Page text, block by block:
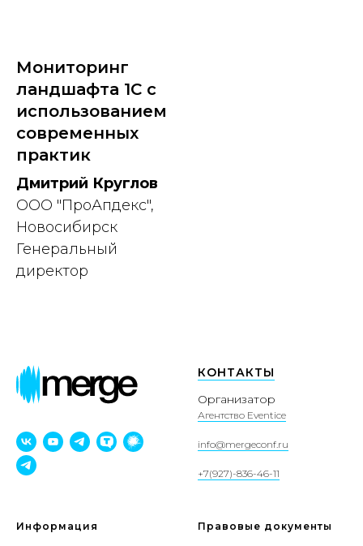
Мониторинг
ландшафта 1С с
использованием
современных
практик
Дмитрий Круглов
ООО "ПроАпдекс",
Новосибирск
Генеральный
директор
КОНТАКТЫ
Организатор
Агентство Eventice
info@mergeconf.ru
+7(927)-836-46-11
Информация Правовые документы